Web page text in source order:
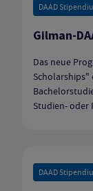
DAAD
Gilman-
Das neue
Studien-
DAAD